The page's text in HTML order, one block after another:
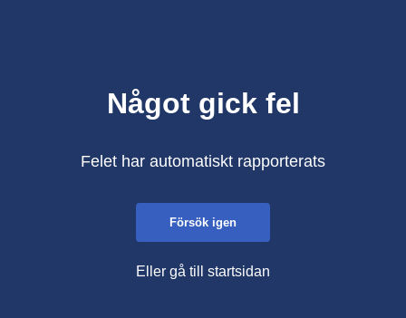
Något gick fel
Felet har automatiskt rapporterats
Försök igen
Eller gå till startsidan